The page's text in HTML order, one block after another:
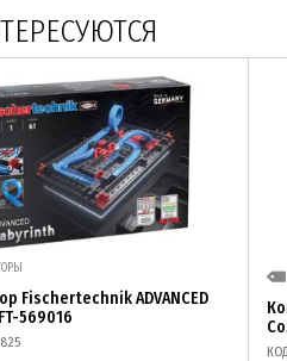
Fisсhertechnik ADVANCED
569016